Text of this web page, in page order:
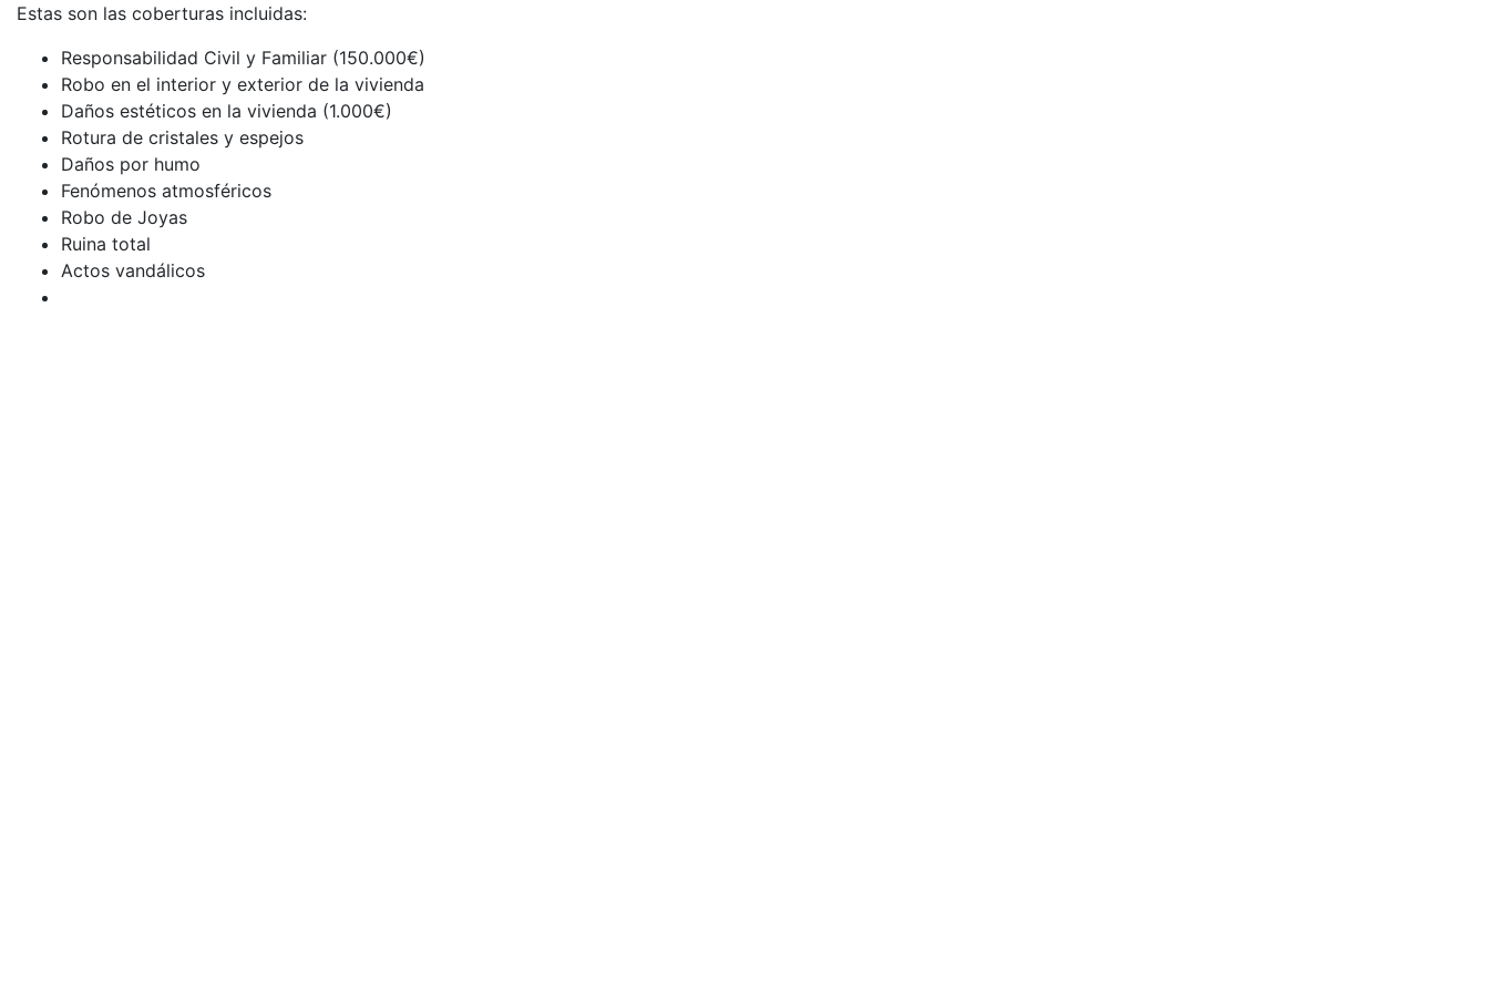
Estas son las coberturas incluidas:
Responsabilidad Civil y Familiar (150.000€)
Robo en el interior y exterior de la vivienda
Daños estéticos en la vivienda (1.000€)
Rotura de cristales y espejos
Daños por humo
Fenómenos atmosféricos
Robo de Joyas
Ruina total
Actos vandálicos